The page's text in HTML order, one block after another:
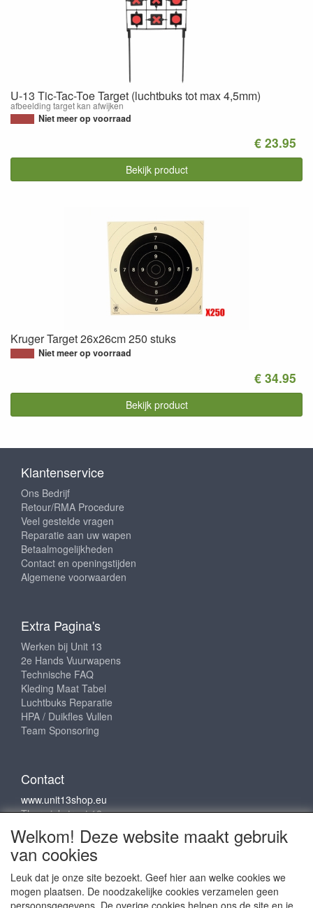
U-13 Tic-Tac-Toe Target (luchtbuks tot max 4,5mm)
afbeelding target kan afwijken
Niet meer op voorraad
€ 23.95
Bekijk product
Kruger Target 26x26cm 250 stuks
Niet meer op voorraad
€ 34.95
Bekijk product
Klantenservice
Ons Bedrijf
Retour/RMA Procedure
Veel gestelde vragen
Reparatie aan uw wapen
Betaalmogelijkheden
Contact en openingstijden
Algemene voorwaarden
Extra Pagina's
Werken bij Unit 13
2e Hands Vuurwapens
Technische FAQ
Kleding Maat Tabel
Luchtbuks Reparatie
HPA / Duikfles Vullen
Team Sponsoring
Contact
www.unit13shop.eu
Thermiekstraat 12
6361 HB Nuth
info@unit13shop.eu
Sociale media
Welkom! Deze website maakt gebruik
van cookies
Leuk dat je onze site bezoekt. Geef hier aan welke cookies we
mogen plaatsen. De noodzakelijke cookies verzamelen geen
persoonsgegevens. De overige cookies helpen ons de site en je